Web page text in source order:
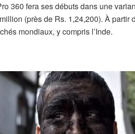
360 fera ses débuts dans une
(près de Rs. 1,24,200). À partir
mondiaux, y compris l’Inde.